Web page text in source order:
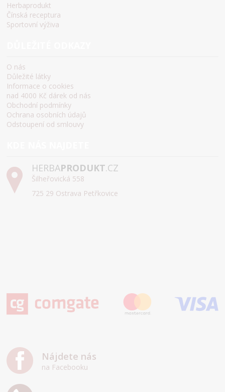
Herbaprodukt
Čínská receptura
Sportovní výživa
O nás
Důležité látky
Informace o cookies
nad 4000 Kč dárek od nás
Obchodní podmínky
Ochrana osobních údajů
Odstoupení od smlouvy
HERBAPRODUKT.CZ
Šilheřovická 558
725 29 Ostrava Petřkovice
Nájdete nás
na Facebooku